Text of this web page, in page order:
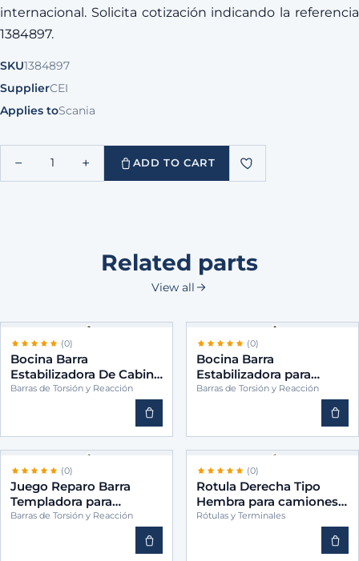
internacional. Solicita cotización indicando la referencia
1384897.
SKU1384897
SupplierCEI
Applies toScania
− 1 + ADD TO CART
Related parts
View all
(0)
Bocina Barra
Estabilizadora De Cabina
para camiones -BINS
Barras de Torsión y Reacción
(0)
Bocina Barra
Estabilizadora para
camiones -BINS 2157762
Barras de Torsión y Reacción
(0)
Juego Reparo Barra
Templadora para
camiones -CEI 3302011
Barras de Torsión y Reacción
(0)
Rotula Derecha Tipo
Hembra para camiones -
CEI 1384898
Rótulas y Terminales